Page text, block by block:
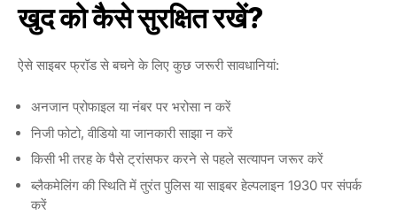
खुद को कैसे सुरक्षित रखें?
ऐसे साइबर फ्रॉड से बचने के लिए कुछ जरूरी सावधानियां:
अनजान प्रोफाइल या नंबर पर भरोसा न करें
निजी फोटो, वीडियो या जानकारी साझा न करें
किसी भी तरह के पैसे ट्रांसफर करने से पहले सत्यापन जरूर करें
ब्लैकमेलिंग की स्थिति में तुरंत पुलिस या साइबर हेल्पलाइन 1930 पर संपर्क
करें